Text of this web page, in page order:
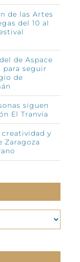
de las Artes
del 10 al
de Aspace
para seguir
de
siguen
El Tranvía
creatividad y
Zaragoza